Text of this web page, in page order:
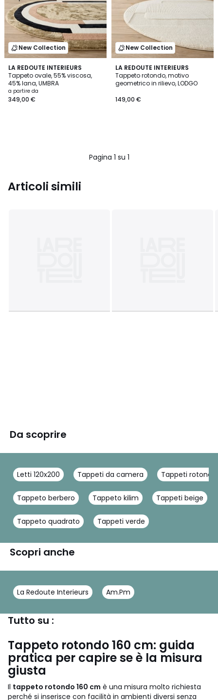
New Collection
LA REDOUTE INTERIEURS
Tappeto ovale, 55% viscosa,
45% lana, UMBRA
a partire da
349,00 €
New Collection
LA REDOUTE INTERIEURS
Tappeto rotondo, motivo
geometrico in rilievo, LODGO
149,00 €
Pagina 1 su 1
Articoli simili
Da scoprire
Letti 120x200 Tappeti da camera Tappeti rotondi
Tappeto berbero Tappeto kilim Tappeti beige
Tappeto quadrato Tappeti verde
Scopri anche
La Redoute Interieurs Am.Pm
Tutto su :
Tappeto rotondo 160 cm: guida
pratica per capire se è la misura
giusta
Il tappeto rotondo 160 cm è una misura molto richiesta
perché si inserisce con facilità in ambienti diversi senza